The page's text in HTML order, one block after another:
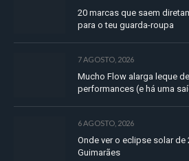
20 marcas que saem
para o teu guarda-roupa
7 AGOSTO, 2026
Mucho Flow alarga leque
performances (e há uma
6 AGOSTO, 2026
Onde ver o eclipse solar
Guimarães